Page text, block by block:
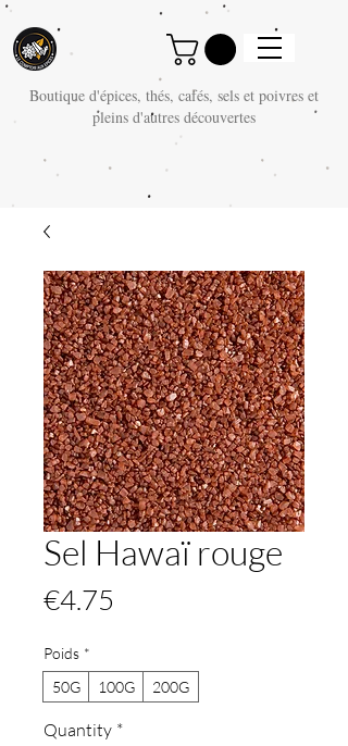
Boutique d'épices, thés, cafés, sels et poivres et
pleins d'autres découvertes
Sel Hawaï rouge
€4.75
Poids *
50G
100G 200G
Quantity *